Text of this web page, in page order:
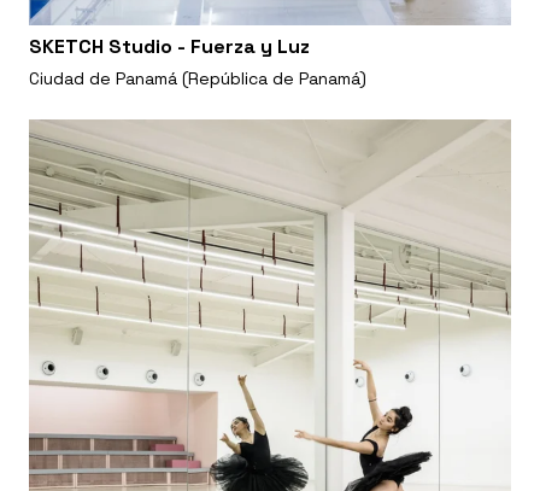
SKETCH Studio - Fuerza y Luz
Ciudad de Panamá (República de Panamá)